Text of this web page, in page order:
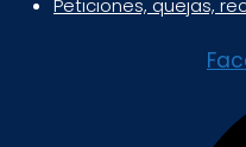
Peticiones, quejas,